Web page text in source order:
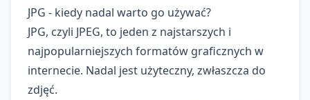
JPG - kiedy nadal warto go używać?
JPG, czyli JPEG, to jeden z najstarszych i
najpopularniejszych formatów graficznych w
internecie. Nadal jest użyteczny, zwłaszcza do
zdjęć.